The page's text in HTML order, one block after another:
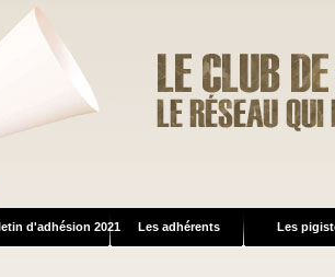
d'adhésion 2021 Les adhérents Les